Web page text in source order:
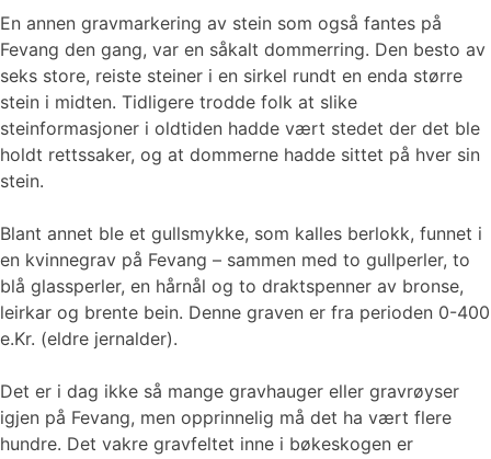
En annen gravmarkering av stein som også fantes på
Fevang den gang, var en såkalt dommerring. Den besto av
seks store, reiste steiner i en sirkel rundt en enda større
stein i midten. Tidligere trodde folk at slike
steinformasjoner i oldtiden hadde vært stedet der det ble
holdt rettssaker, og at dommerne hadde sittet på hver sin
stein.
Blant annet ble et gullsmykke, som kalles berlokk, funnet i
en kvinnegrav på Fevang – sammen med to gullperler, to
blå glassperler, en hårnål og to draktspenner av bronse,
leirkar og brente bein. Denne graven er fra perioden 0-400
e.Kr. (eldre jernalder).
Det er i dag ikke så mange gravhauger eller gravrøyser
igjen på Fevang, men opprinnelig må det ha vært flere
hundre. Det vakre gravfeltet inne i bøkeskogen er